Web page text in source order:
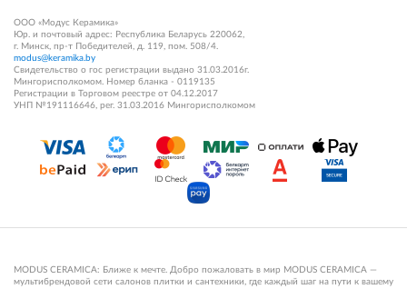
ООО «Модус Керамика»
Юр. и почтовый адрес: Республика Беларусь 220062,
г. Минск, пр-т Победителей, д. 119, пом. 508/4.
modus@keramika.by
Свидетельство о гос регистрации выдано 31.03.2016г.
Мингорисполкомом. Номер бланка - 0119135
Регистрации в Торговом реестре от 04.12.2017
УНП №191116646, рег. 31.03.2016 Мингорисполкомом
MODUS CERAMICA: Ближе к мечте. Добро пожаловать в мир MODUS CERAMICA —
мультибрендовой сети салонов плитки и сантехники, где каждый шаг на пути к вашему